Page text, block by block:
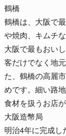
鶴橋
鶴橋は、大阪で
や焼肉、キムチ
大阪で最もおい
客だけでなく地
た、鶴橋の高麗
めです。細い路
食材を扱うお店が
大阪造幣局
明治4年に完成し